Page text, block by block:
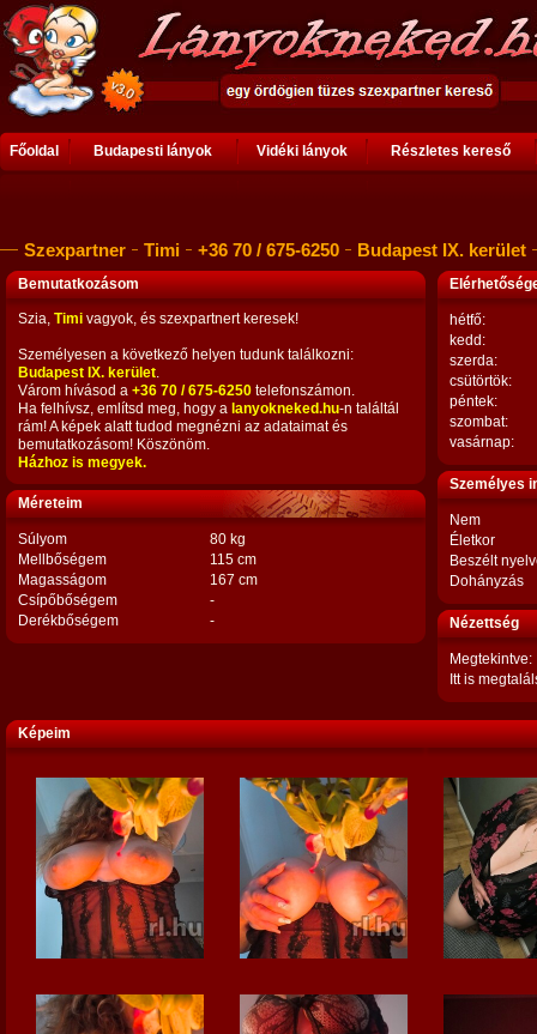
Főoldal Budapesti lányok Vidéki lányok Részletes kereső
Szexpartner Timi +36 70 / 675-6250 Budapest IX. kerület
Bemutatkozásom
Szia, Timi vagyok, és szexpartnert keresek!
Személyesen a következő helyen tudunk találkozni:
Budapest IX. kerület.
Várom hívásod a +36 70 / 675-6250 telefonszámon.
Ha felhívsz, említsd meg, hogy a lanyokneked.hu-n találtál
rám! A képek alatt tudod megnézni az adataimat és
bemutatkozásom! Köszönöm.
Házhoz is megyek.
Méreteim
Súlyom
80 kg
Mellbőségem
115 cm
Magasságom
167 cm
Csípőbőségem
-
Derékbőségem
-
hétfő:
kedd:
szerda:
csütörtök:
péntek:
szombat:
vasárnap:
Személyes
Nem
Életkor
Beszélt
Dohányzás
Nézettség
Megtekintve:
Itt is
Képeim